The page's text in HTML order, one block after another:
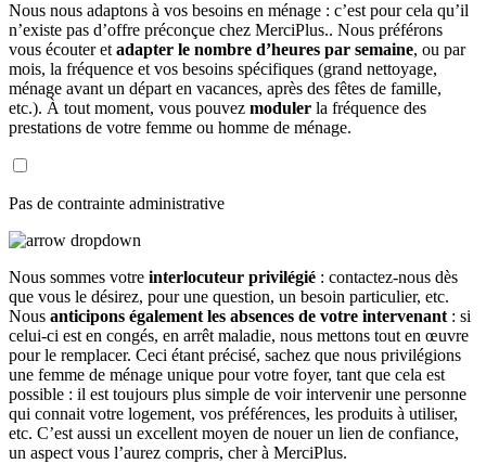
Nous nous adaptons à vos besoins en ménage : c’est pour cela qu’il
n’existe pas d’offre préconçue chez MerciPlus.. Nous préférons
vous écouter et adapter le nombre d’heures par semaine, ou par
mois, la fréquence et vos besoins spécifiques (grand nettoyage,
ménage avant un départ en vacances, après des fêtes de famille,
etc.). À tout moment, vous pouvez moduler la fréquence des
prestations de votre femme ou homme de ménage.
Pas de contrainte administrative
Nous sommes votre interlocuteur privilégié : contactez-nous dès
que vous le désirez, pour une question, un besoin particulier, etc.
Nous anticipons également les absences de votre intervenant : si
celui-ci est en congés, en arrêt maladie, nous mettons tout en œuvre
pour le remplacer. Ceci étant précisé, sachez que nous privilégions
une femme de ménage unique pour votre foyer, tant que cela est
possible : il est toujours plus simple de voir intervenir une personne
qui connait votre logement, vos préférences, les produits à utiliser,
etc. C’est aussi un excellent moyen de nouer un lien de confiance,
un aspect vous l’aurez compris, cher à MerciPlus.